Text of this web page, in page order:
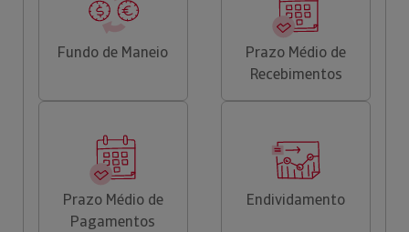
Fundo de Maneio
Prazo Médio de
Recebimentos
Prazo Médio de
Pagamentos
Endividamento